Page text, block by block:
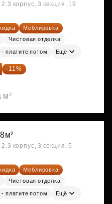
корпус, 3 секция, 19
Меблировка
Чистовая отделка
платите потом Ещё
-11%
м²
корпус, 3 секция, 5
Меблировка
Чистовая отделка
платите потом Ещё